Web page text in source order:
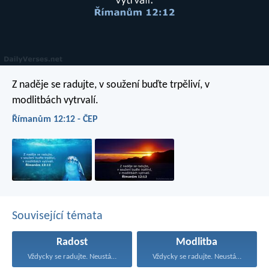
Z naděje se radujte, v soužení buďte trpěliví, v
modlitbách vytrvalí.
Římanům 12:12 - ČEP
Související témata
Radost
Vždycky se radujte. Neustále...
Modlitba
Vždycky se radujte. Neustále...